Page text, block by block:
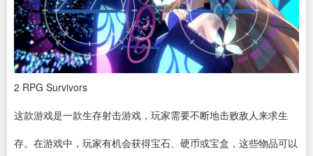
2 RPG Survivors
这款游戏是一款生存射击游戏，玩家需要不断地击败敌人来求生
存。在游戏中，玩家有机会获得宝石、硬币或宝盒，这些物品可以